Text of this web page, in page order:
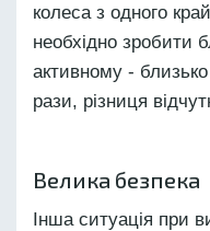
колеса з одного
необхідно зробити
активному -
рази, різниця
Велика безпека
Інша ситуація при